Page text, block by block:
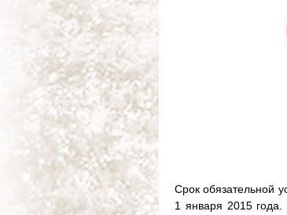
Срок обязательной
1 января 2015 года.